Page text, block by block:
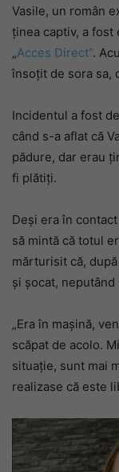
Vasile, un român
ținea captiv, a
„Acces Direct”.
însoțit de sora sa,
Incidentul a fost
când s-a aflat că
pădure, dar erau
fi plătiți.
Deși era în
să mintă că totul
mărturisit că,
și șocat, neputând
„Era în mașină,
scăpat de acolo.
situație, sunt mai
realizase că este